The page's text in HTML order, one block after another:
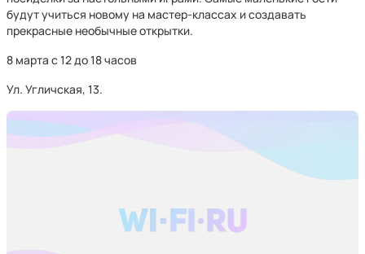
будут учиться новому на мастер-классах и создавать
прекрасные необычные открытки.
8 марта с 12 до 18 часов
Ул. Угличская, 13.